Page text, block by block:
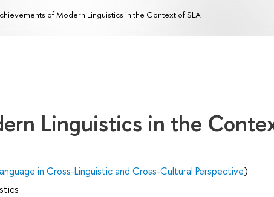
of Modern Linguistics in the Context of SLA
Linguistics in the
in Cross-Linguistic and Cross-Cultural Perspective)